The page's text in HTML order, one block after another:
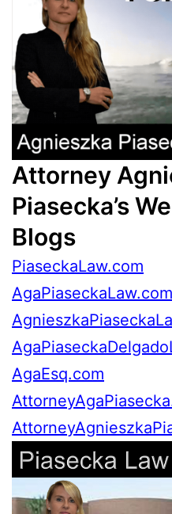
Attorney
Piasecka’s
Blogs
PiaseckaLaw.com
AgaPiaseckaLaw.com
AgaEsq.com